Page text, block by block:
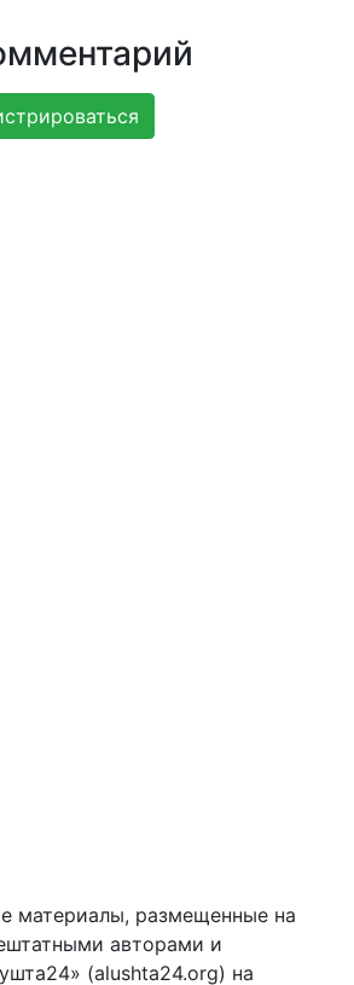
материалы, размещенные на
авторами и
(alushta24.org) на